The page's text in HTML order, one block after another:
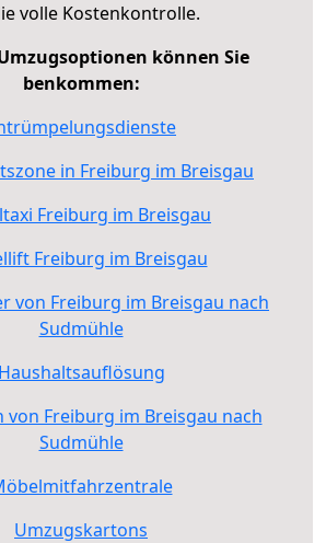
volle Kostenkontrolle.
können Sie
benkommen:
in Freiburg im Breisgau
Freiburg im Breisgau
Freiburg im Breisgau
von Freiburg im Breisgau nach
Sudmühle
Haushaltsauflösung
von Freiburg im Breisgau nach
Sudmühle
Umzugskartons